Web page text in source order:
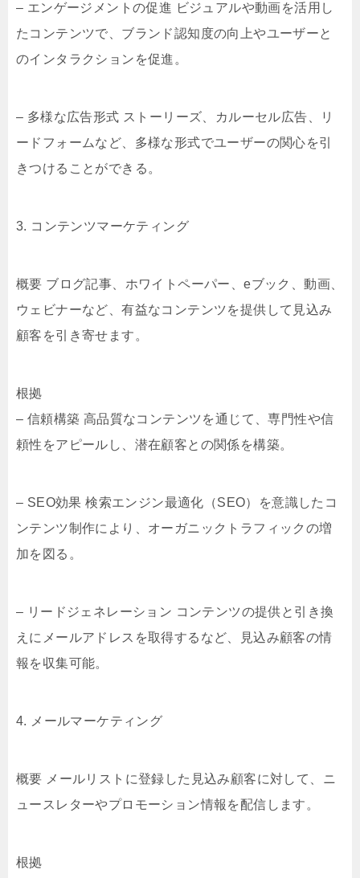
– エンゲージメントの促進 ビジュアルや動画を活用し
たコンテンツで、ブランド認知度の向上やユーザーと
のインタラクションを促進。
– 多様な広告形式 ストーリーズ、カルーセル広告、リ
ードフォームなど、多様な形式でユーザーの関心を引
きつけることができる。
3. コンテンツマーケティング
概要 ブログ記事、ホワイトペーパー、eブック、動画、
ウェビナーなど、有益なコンテンツを提供して見込み
顧客を引き寄せます。
根拠
– 信頼構築 高品質なコンテンツを通じて、専門性や信
頼性をアピールし、潜在顧客との関係を構築。
– SEO効果 検索エンジン最適化（SEO）を意識したコ
ンテンツ制作により、オーガニックトラフィックの増
加を図る。
– リードジェネレーション コンテンツの提供と引き換
えにメールアドレスを取得するなど、見込み顧客の情
報を収集可能。
4. メールマーケティング
概要 メールリストに登録した見込み顧客に対して、ニ
ュースレターやプロモーション情報を配信します。
根拠